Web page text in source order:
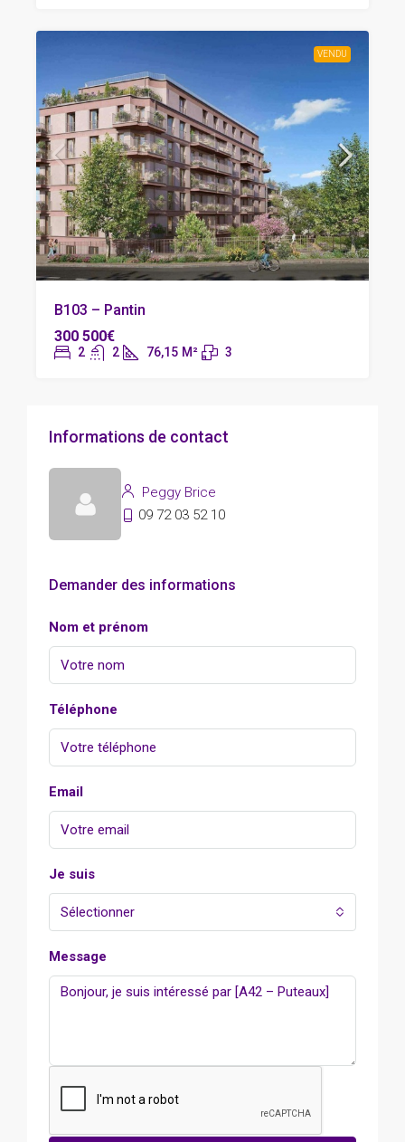
VENDU
B103 – Pantin
300 500€
2 2 76,15 M² 3
Informations de contact
Peggy Brice
09 72 03 52 10
Demander des informations
Nom et prénom
Téléphone
Email
Je suis
Sélectionner
Message